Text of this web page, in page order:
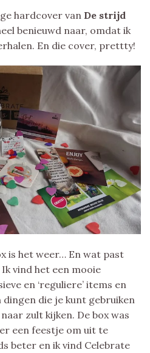
hardcover van De strijd
benieuwd naar, omdat ik
En die cover, prettty!
is het weer… En wat past
vind het een mooie
en ‘reguliere’ items en
dingen die je kunt gebruiken
zult kijken. De box was
een feestje om uit te
beter en ik vind Celebrate